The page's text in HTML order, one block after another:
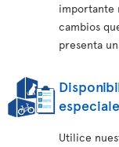
importante
cambios
presenta
Utilice